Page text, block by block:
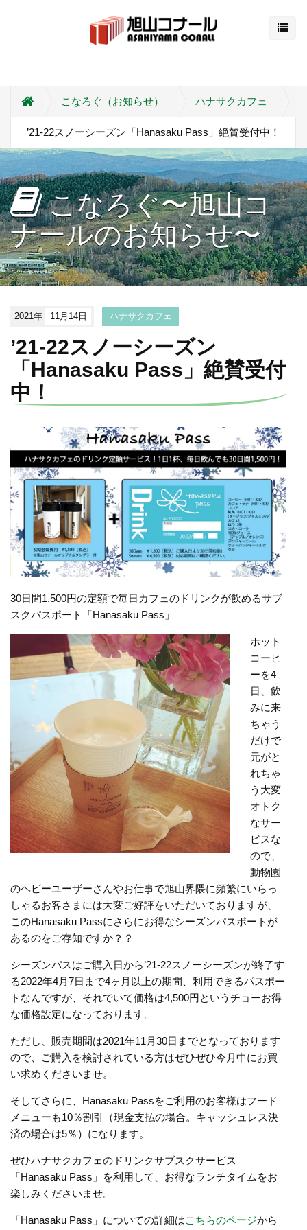
こなろぐ（お知らせ） ハナサクカフェ
’21-22スノーシーズン「Hanasaku Pass」絶賛受付中！
こなろぐ〜旭山コ
ナールのお知らせ〜
2021年 11月14日 ハナサクカフェ
’21-22スノーシーズン
「Hanasaku Pass」絶賛受付
中！
30日間1,500円の定額で毎日カフェのドリンクが飲めるサブ
スクパスポート「Hanasaku Pass」
ホット
コーヒ
ーを4
日、飲
みに来
ちゃう
だけで
元がと
れちゃ
う大変
オトク
なサー
ビスな
ので、
動物園
のヘビーユーザーさんやお仕事で旭山界隈に頻繁にいらっ
しゃるお客さまには大変ご好評をいただいておりますが、
このHanasaku Passにさらにお得なシーズンパスポートが
あるのをご存知ですか？？
シーズンパスはご購入日から’21-22スノーシーズンが終了す
る2022年4月7日まで4ヶ月以上の期間、利用できるパスポー
トなんですが、それでいて価格は4,500円というチョーお得
な価格設定になっております。
ただし、販売期間は2021年11月30日までとなっております
ので、ご購入を検討されている方はぜひぜひ今月中にお買
い求めくださいませ。
そしてさらに、Hanasaku Passをご利用のお客様はフード
メニューも10％割引（現金支払の場合。キャッシュレス決
済の場合は5％）になります。
ぜひハナサクカフェのドリンクサブスクサービス
「Hanasaku Pass」を利用して、お得なランチタイムをお
楽しみくださいませ。
「Hanasaku Pass」についての詳細はこちらのページから